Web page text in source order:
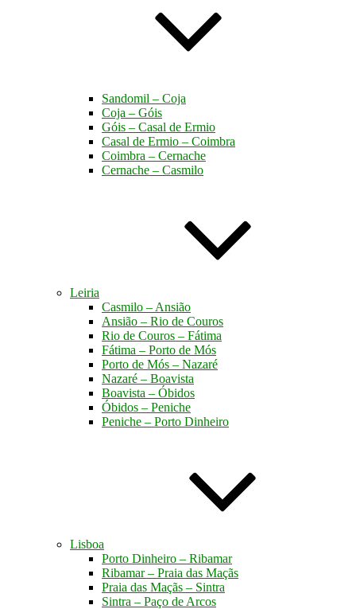
Sandomil – Coja
Coja – Góis
Góis – Casal de Ermio
Casal de Ermio – Coimbra
Coimbra – Cernache
Cernache – Casmilo
Leiria
Casmilo – Ansião
Ansião – Rio de Couros
Rio de Couros – Fátima
Fátima – Porto de Mós
Porto de Mós – Nazaré
Nazaré – Boavista
Boavista – Óbidos
Óbidos – Peniche
Peniche – Porto Dinheiro
Lisboa
Porto Dinheiro – Ribamar
Ribamar – Praia das Maçãs
Praia das Maçãs – Sintra
Sintra – Paço de Arcos